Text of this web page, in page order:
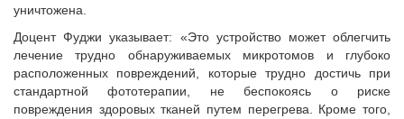
уничтожена.
Доцент Фуджи указывает: «Это устройство может облегчить
лечение трудно обнаруживаемых микротомов и глубоко
расположенных повреждений, которые трудно достичь при
стандартной фототерапии, не беспокоясь о риске
повреждения здоровых тканей путем перегрева. Кроме того,